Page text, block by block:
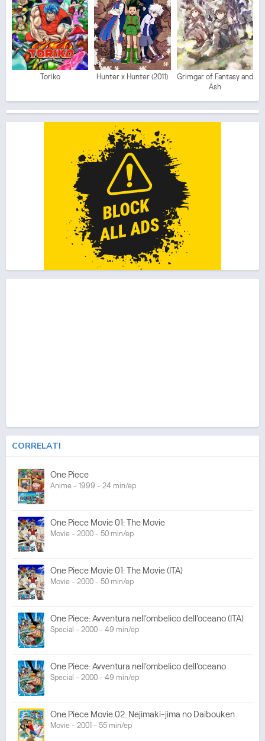
Toriko Hunter x Hunter (2011)
Grimgar of Fantasy and
Ash
CORRELATI
One Piece
Anime - 1999 - 24 min/ep
One Piece Movie 01: The Movie
Movie - 2000 - 50 min/ep
One Piece Movie 01: The Movie (ITA)
Movie - 2000 - 50 min/ep
One Piece: Avventura nell'ombelico dell'oceano (ITA)
Special - 2000 - 49 min/ep
One Piece: Avventura nell'ombelico dell'oceano
Special - 2000 - 49 min/ep
One Piece Movie 02: Nejimaki-jima no Daibouken
Movie - 2001 - 55 min/ep